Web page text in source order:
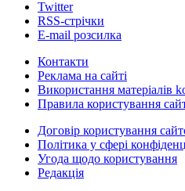
Twitter
RSS-стрічки
E-mail розсилка
Контакти
Реклама на сайті
Використання матеріалів
Правила користування
Договір користування
Політика у сфері
Угода щодо користування
Редакція